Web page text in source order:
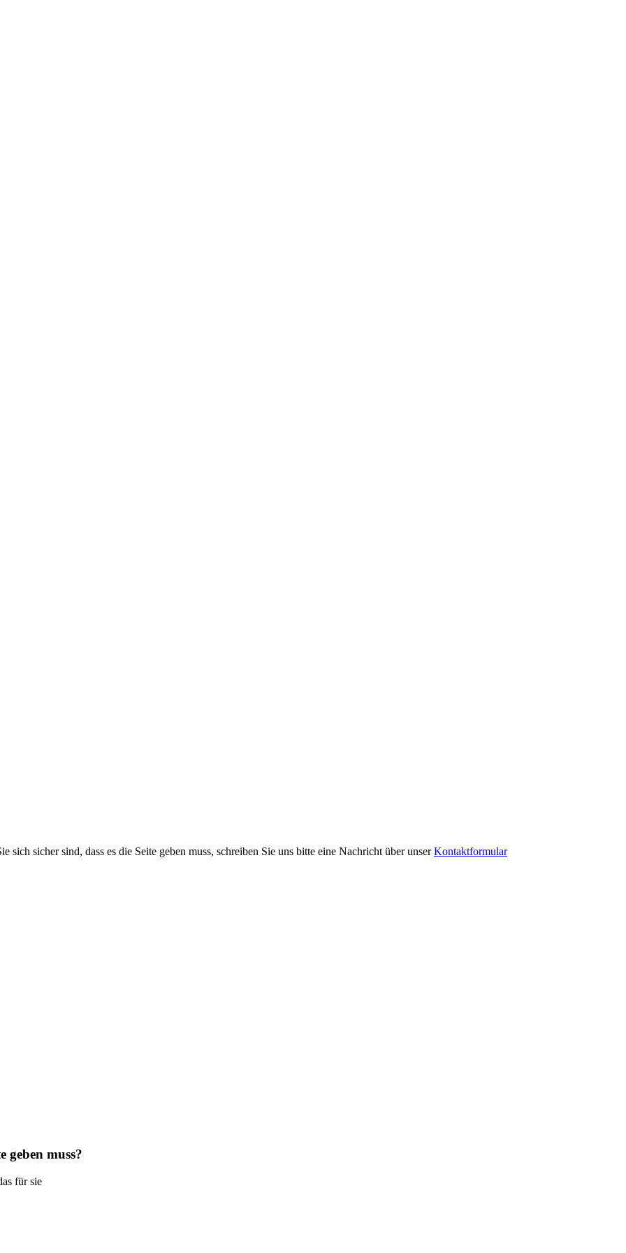
sicher sind, dass es die Seite geben muss, schreiben Sie uns bitte eine Nachricht über unserKontaktformular
geben muss?
für sie